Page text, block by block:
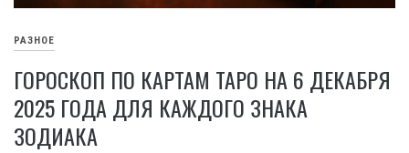
РАЗНОЕ
ГОРОСКОП ПО КАРТАМ ТАРО НА 6 ДЕКАБРЯ
2025 ГОДА ДЛЯ КАЖДОГО ЗНАКА
ЗОДИАКА